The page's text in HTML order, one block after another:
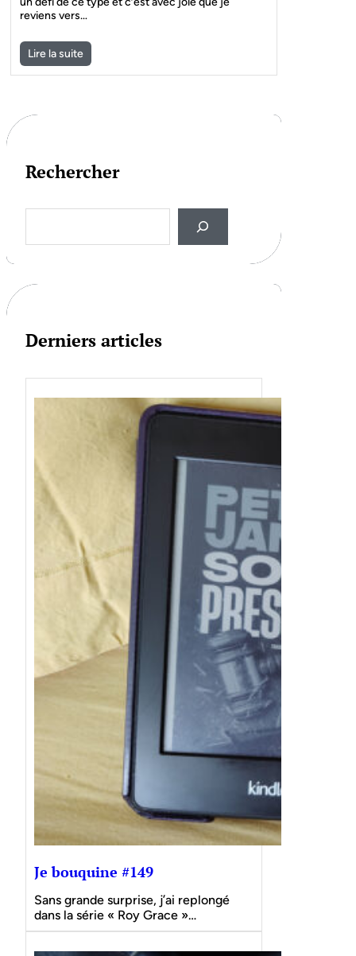
reviens vers…
Lire la suite
Rechercher
a
h
Derniers articles
Je bouquine #149
Sans grande surprise, j’ai replongé
dans la série « Roy Grace »…